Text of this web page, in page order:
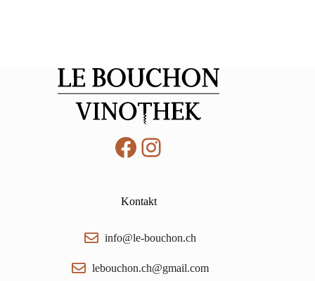
Facebook
Instagram
Kontakt
info@le-bouchon.ch
lebouchon.ch@gmail.com